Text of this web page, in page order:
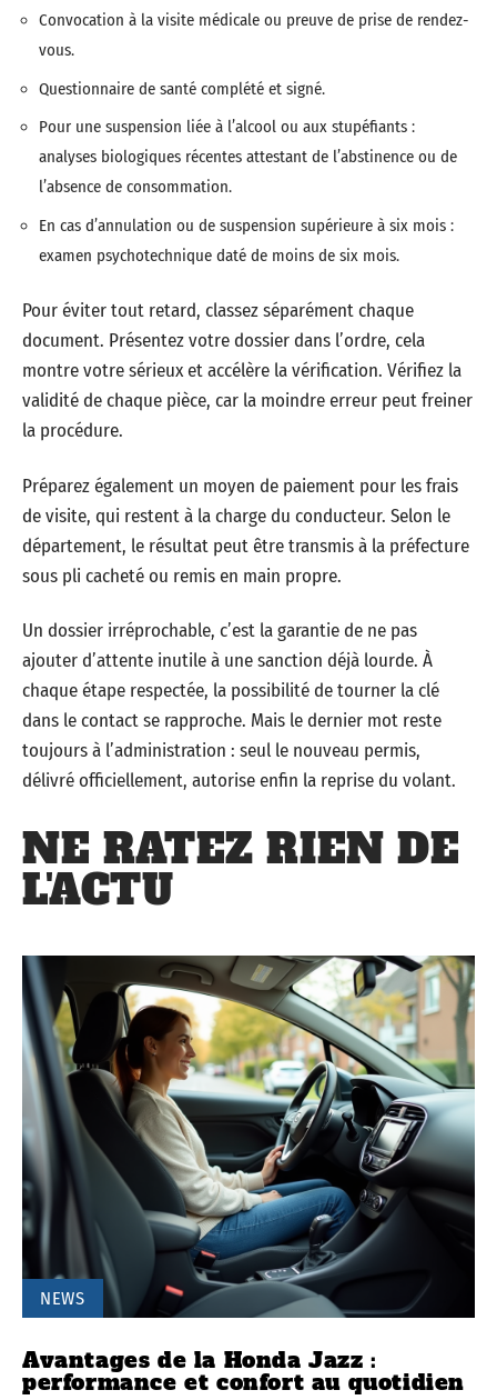
Convocation à la visite médicale ou preuve de prise de rendez-
vous.
Questionnaire de santé complété et signé.
Pour une suspension liée à l’alcool ou aux stupéfiants :
analyses biologiques récentes attestant de l’abstinence ou de
l’absence de consommation.
En cas d’annulation ou de suspension supérieure à six mois :
examen psychotechnique daté de moins de six mois.
Pour éviter tout retard, classez séparément chaque
document. Présentez votre dossier dans l’ordre, cela
montre votre sérieux et accélère la vérification. Vérifiez la
validité de chaque pièce, car la moindre erreur peut freiner
la procédure.
Préparez également un moyen de paiement pour les frais
de visite, qui restent à la charge du conducteur. Selon le
département, le résultat peut être transmis à la préfecture
sous pli cacheté ou remis en main propre.
Un dossier irréprochable, c’est la garantie de ne pas
ajouter d’attente inutile à une sanction déjà lourde. À
chaque étape respectée, la possibilité de tourner la clé
dans le contact se rapproche. Mais le dernier mot reste
toujours à l’administration : seul le nouveau permis,
délivré officiellement, autorise enfin la reprise du volant.
NE RATEZ RIEN DE
L'ACTU
NEWS
Avantages de la Honda Jazz :
performance et confort au quotidien